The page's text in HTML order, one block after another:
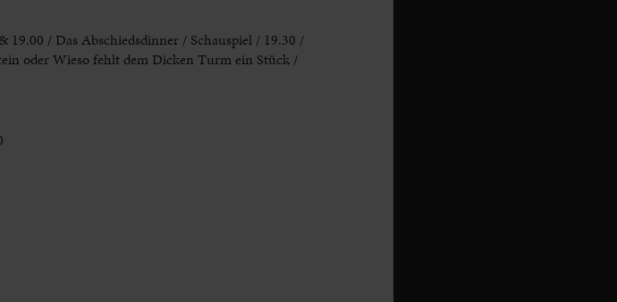
19.00 / Das Abschiedsdinner/ Schauspiel / 19.30 /
oder Wieso fehlt dem Dicken Turm ein Stück /